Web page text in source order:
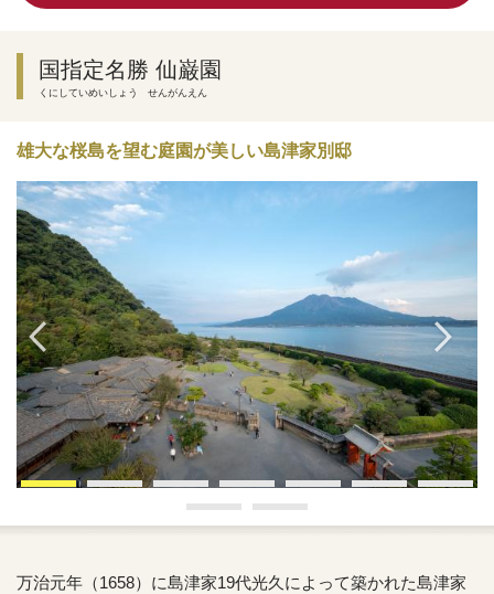
国指定名勝 仙巌園
くにしていめいしょう せんがんえん
雄大な桜島を望む庭園が美しい島津家別邸
万治元年（1658）に島津家19代光久によって築かれた島津家